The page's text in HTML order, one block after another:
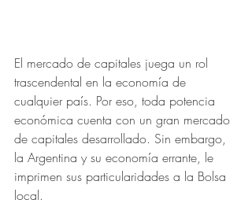
El mercado de capitales juega un rol
trascendental en la economía de
cualquier país. Por eso, toda potencia
económica cuenta con un gran mercado
de capitales desarrollado. Sin embargo,
la Argentina y su economía errante, le
imprimen sus particularidades a la Bolsa
local.